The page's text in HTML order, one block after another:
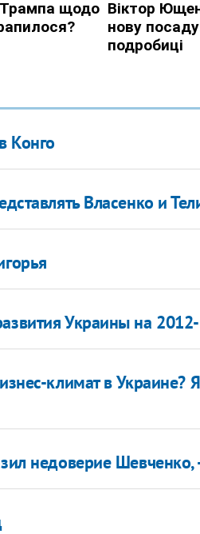
Конго
Власенко и
Украины на 2012-
климат в Украине?
недоверие Шевченко,